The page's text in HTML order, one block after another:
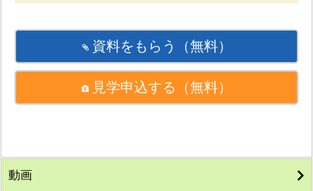
資料をもらう （無料）
見学申込する （無料）
動画